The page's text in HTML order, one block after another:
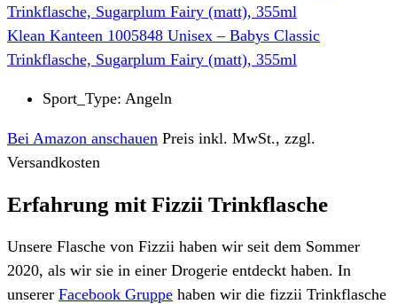
Klean Kanteen 1005848 Unisex – Babys Classic
Trinkflasche, Sugarplum Fairy (matt), 355ml
Sport_Type: Angeln
Bei Amazon anschauen Preis inkl. MwSt., zzgl.
Versandkosten
Erfahrung mit Fizzii Trinkflasche
Unsere Flasche von Fizzii haben wir seit dem Sommer
2020, als wir sie in einer Drogerie entdeckt haben. In
unserer Facebook Gruppe haben wir die fizzii Trinkflasche